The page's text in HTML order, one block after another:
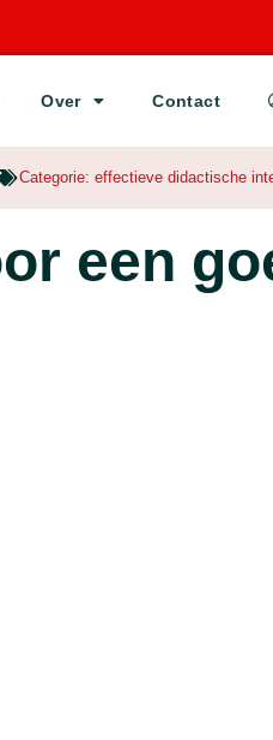
Over Contact
Categorie: effectieve didactische
een